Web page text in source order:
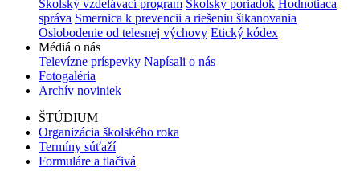
Školský vzdelávací program Školský poriadok Hodnotiaca
správa Smernica k prevencii a riešeniu šikanovania
Oslobodenie od telesnej výchovy Etický kódex
Médiá o nás
Televízne príspevky Napísali o nás
Fotogaléria
Archív noviniek
ŠTÚDIUM
Organizácia školského roka
Termíny súťaží
Formuláre a tlačivá